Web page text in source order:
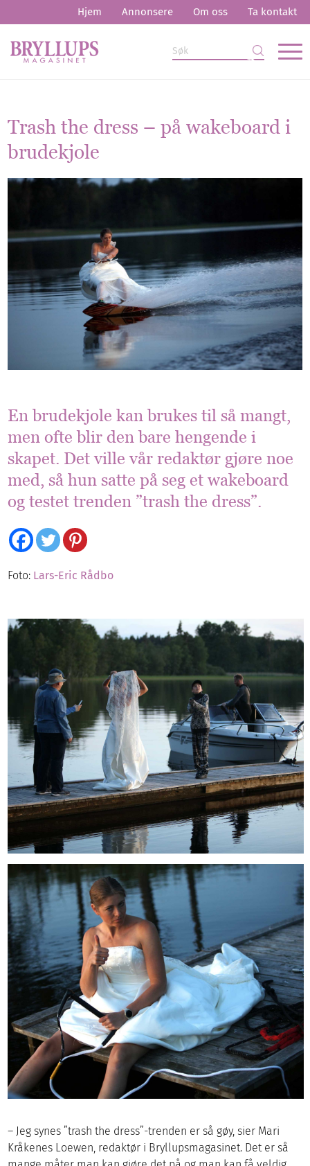
Hjem Annonsere Om oss Ta kontakt
Trash the dress – på wakeboard i
brudekjole
En brudekjole kan brukes til så mangt,
men ofte blir den bare hengende i
skapet. Det ville vår redaktør gjøre noe
med, så hun satte på seg et wakeboard
og testet trenden ”trash the dress”.
Foto: Lars-Eric Rådbo
– Jeg synes ”trash the dress”-trenden er så gøy, sier Mari
Kråkenes Loewen, redaktør i Bryllupsmagasinet. Det er så